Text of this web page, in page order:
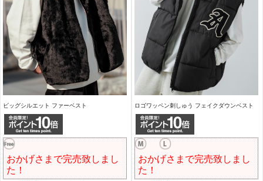
ビッグシルエット ファーベスト
おかげさまで完売致しまし
た！
ロゴワッペン刺しゅう フェイクダウンベスト
おかげさまで完売致しまし
た！